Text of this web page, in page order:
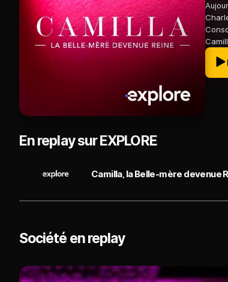
En replay sur EXPLORE
Camilla, la Belle-mère devenue
Société en replay